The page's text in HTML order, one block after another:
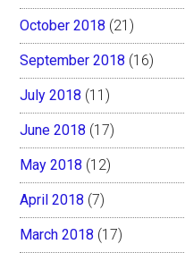
October 2018 (21)
September 2018 (16)
July 2018 (11)
June 2018 (17)
May 2018 (12)
April 2018 (7)
March 2018 (17)